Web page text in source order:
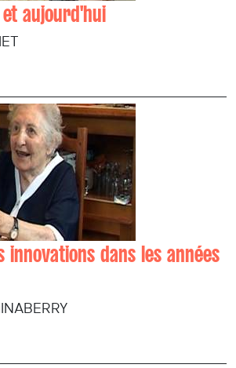
aujourd'hui
innovations dans les années